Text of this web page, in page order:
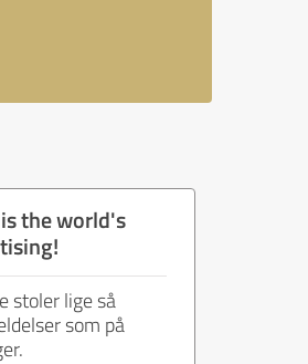
the world's
stoler lige så
som på